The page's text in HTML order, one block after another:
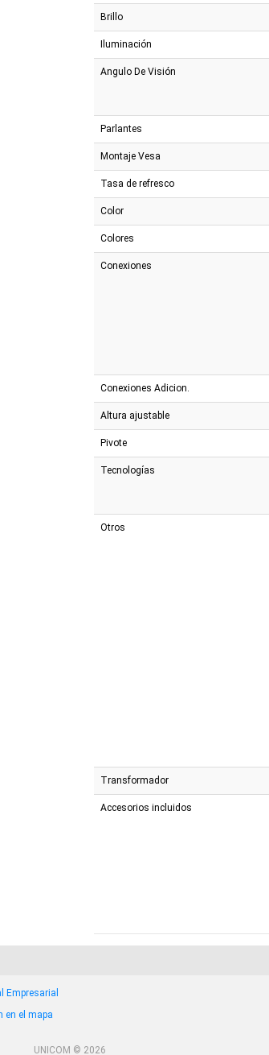
Brillo
Iluminación
Angulo De Visión
Parlantes
Montaje Vesa
Tasa de refresco
Color
Colores
Conexiones
Conexiones Adicion.
Altura ajustable
Pivote
Tecnologías
Otros
Transformador
Accesorios incluidos
Empresarial
en el mapa
UNICOM © 2026